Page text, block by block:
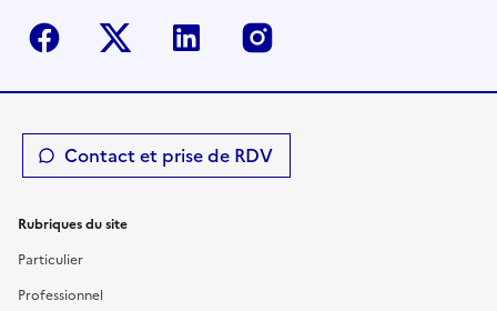
Facebook Twitter-X Linkedin
Contact et prise de RDV
Rubriques du site
Particulier
Professionnel